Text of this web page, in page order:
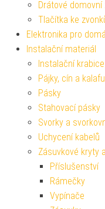
Drátové domovní
Tlačítka ke
Elektronika pro
Instalační materiál
Instalační krabice
Pájky, cín a
Pásky
Stahovací pásky
Svorky a
Uchycení kabelů
Zásuvkové kryty
Příslušenství
Rámečky
Vypínače